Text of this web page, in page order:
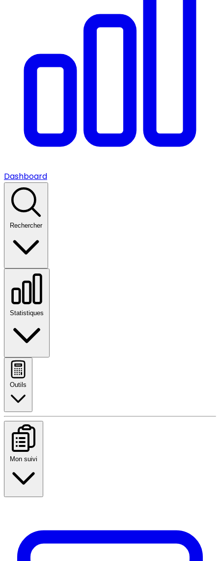
Dashboard
Rechercher
Statistiques
Outils
Mon suivi